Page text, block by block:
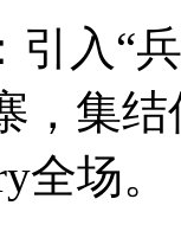
引入“
，集
全场。